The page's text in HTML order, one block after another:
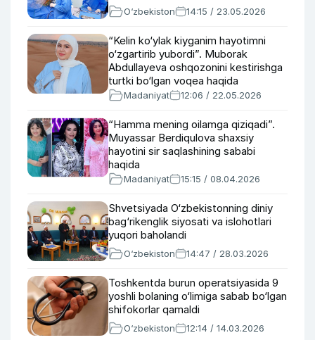
O‘zbekiston 14:15 / 23.05.2026
“Kelin ko‘ylak kiyganim hayotimni
o‘zgartirib yubordi”. Muborak
Abdullayeva oshqozonini kestirishga
turtki bo‘lgan voqea haqida
Madaniyat 12:06 / 22.05.2026
“Hamma mening oilamga qiziqadi”.
Muyassar Berdiqulova shaxsiy
hayotini sir saqlashining sababi
haqida
Madaniyat 15:15 / 08.04.2026
Shvetsiyada O‘zbekistonning diniy
bag‘rikenglik siyosati va islohotlari
yuqori baholandi
O‘zbekiston 14:47 / 28.03.2026
Toshkentda burun operatsiyasida 9
yoshli bolaning o‘limiga sabab bo‘lgan
shifokorlar qamaldi
O‘zbekiston 12:14 / 14.03.2026